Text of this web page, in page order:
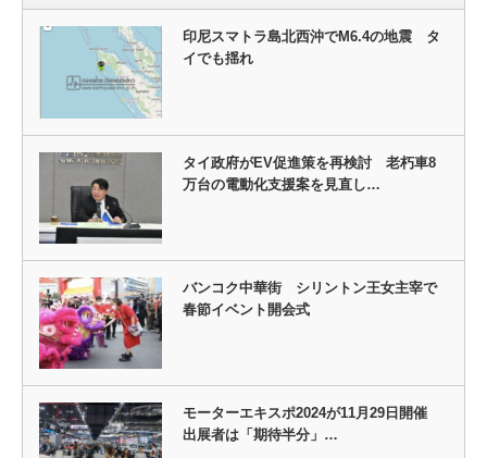
印尼スマトラ島北西沖でM6.4の地震 タ
イでも揺れ
タイ政府がEV促進策を再検討 老朽車8
万台の電動化支援案を見直し…
バンコク中華街 シリントン王女主宰で
春節イベント開会式
モーターエキスポ2024が11月29日開催
出展者は「期待半分」…